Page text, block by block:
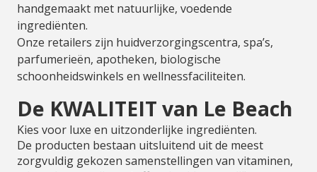
handgemaakt met natuurlijke, voedende
ingrediënten.
Onze retailers zijn huidverzorgingscentra, spa’s,
parfumerieën, apotheken, biologische
schoonheidswinkels en wellnessfaciliteiten.
De KWALITEIT van Le Beach
Kies voor luxe en uitzonderlijke ingrediënten.
De producten bestaan uitsluitend uit de meest
zorgvuldig gekozen samenstellingen van vitaminen,